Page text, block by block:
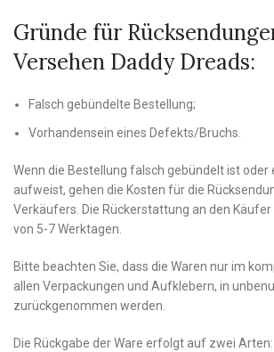
Gründe für
Versehen Daddy Dreads:
Falsch gebündelte Bestellung;
Vorhandensein eines Defekts/Bruchs.
Wenn die Bestellung falsch gebündelt ist oder
aufweist, gehen die Kosten für die
Verkäufers. Die Rückerstattung an den
von 5-7 Werktagen.
Bitte beachten Sie, dass die Waren nur im
allen Verpackungen und Aufklebern, in
zurückgenommen werden.
Die Rückgabe der Ware erfolgt auf zwei Arten: